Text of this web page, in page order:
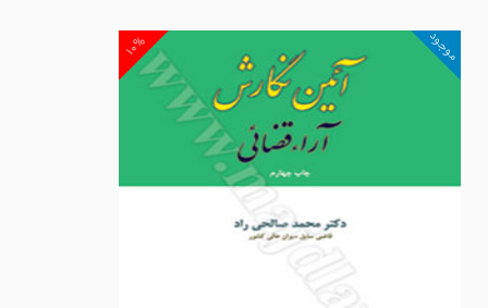
۱۰% موجود